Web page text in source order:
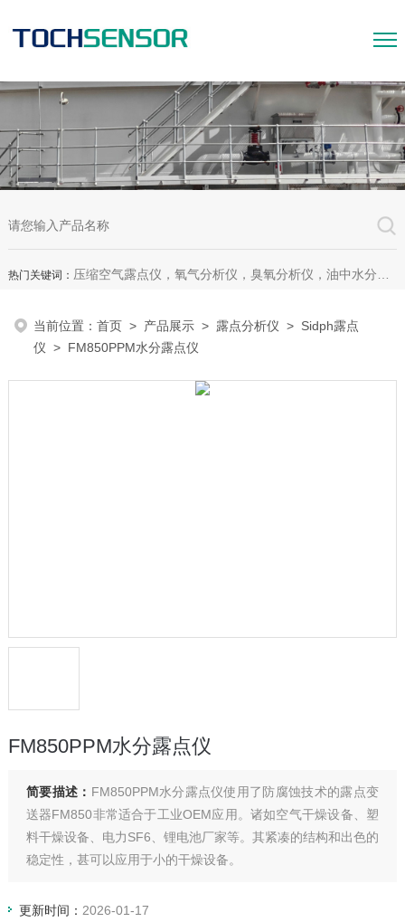
热门关键词： 压缩空气露点仪，氧气分析仪，臭氧分析仪，油中水分析仪，超声波测漏仪。
当前位置：首页 > 产品展示 > 露点分析仪 > Sidph露点
仪 > FM850PPM水分露点仪
FM850PPM水分露点仪
简要描述： FM850PPM水分露点仪使用了防腐蚀技术的露点变
送器FM850非常适合于工业OEM应用。诸如空气干燥设备、塑
料干燥设备、电力SF6、锂电池厂家等。其紧凑的结构和出色的
稳定性，甚可以应用于小的干燥设备。
更新时间： 2026-01-17